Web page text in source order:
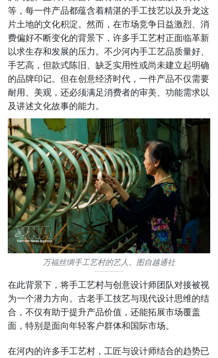
等，每一件产品都蕴含着精湛的手工技艺以及升龙这
片土地的文化积淀。然而，在市场竞争日益激烈、消
费偏好不断变化的背景下，许多手工艺村正面临革新
以求生存和发展的压力。不少河内手工艺品质量好、
手艺高，但款式陈旧、缺乏实用性或尚未建立起明确
的品牌印记。但在创意经济时代，一件产品不仅需要
耐用、美观，还必须满足消费者的审美、功能需求以
及讲述文化故事的能力。
万福丝绸手工艺村的艺人。图自越通社
在此背景下，将手工艺村与创意设计师团队对接被视
为一个潜力方向。古老手工技艺与现代设计思维的结
合，不仅有助于提升产品价值，还能拓展市场覆盖
面，特别是面向年轻客户群体和国际市场。
​在河内的许多手工艺村，工匠与设计师结合的趋势已